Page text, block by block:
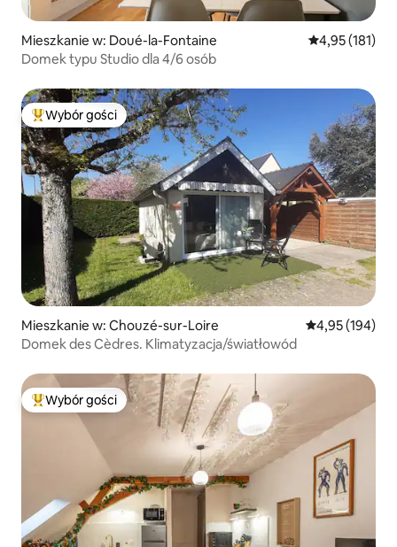
Mieszkanie w: Doué-la-Fontaine Średnia
4,95 (181)
Domek typu Studio dla 4/6 osób
Najpopularniejsze z kategorii Wybór gości
Wybór gości
Mieszkanie w: Chouzé-sur-Loire Średnia
4,95 (194)
Domek des Cèdres. Klimatyzacja/światłowód
Najpopularniejsze z kategorii Wybór gości
Wybór gości